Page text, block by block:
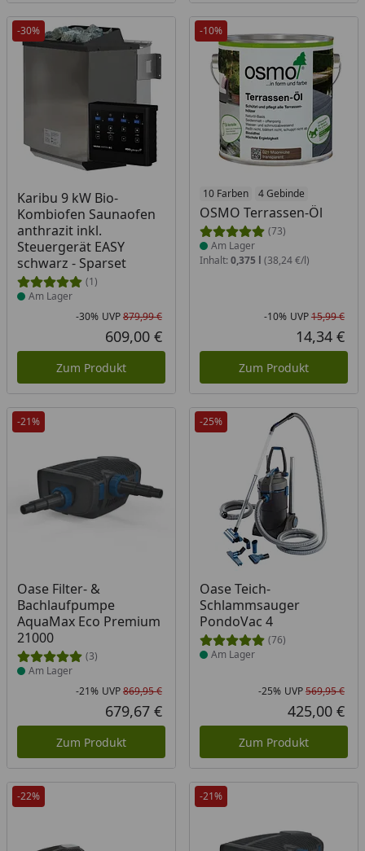
-30%
Karibu 9 kW Bio-
Kombiofen Saunaofen
anthrazit inkl.
Steuergerät EASY
schwarz - Sparset
(1)
Produkt am Lager
Am Lager
Rabatt in Prozent
-30%
Ursprünglicher Preis
UVP879,99 €
Aktueller Preis
609,00 €
Zum Produkt
-10%
10 Farben 4 Gebinde
OSMO Terrassen-Öl
(73)
Produkt am Lager
Am Lager
Inhalt: 0,375 l (38,24 €/l)
-10% UVP15,99 €
14,34 €
Zum Produkt
-21%
Oase Filter- &
Bachlaufpumpe
AquaMax Eco Premium
21000
(3)
Produkt am Lager
Am Lager
Rabatt in Prozent
-21%
Ursprünglicher Preis
UVP869,95 €
Aktueller Preis
679,67 €
Zum Produkt
-25%
Oase Teich-
Schlammsauger
PondoVac 4
(76)
Produkt am Lager
Am Lager
-25% UVP569,95 €
425,00 €
Zum Produkt
-22% -21%